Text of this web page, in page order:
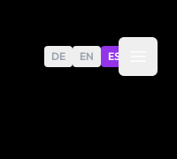
DE EN ES